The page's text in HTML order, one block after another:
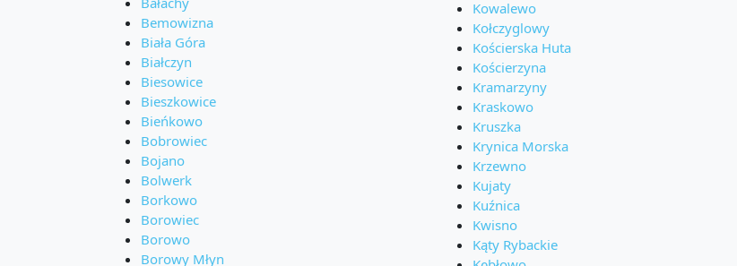
Bemowizna
Biała Góra
Białczyn
Biesowice
Bieszkowice
Bieńkowo
Bobrowiec
Bojano
Bolwerk
Borkowo
Borowiec
Borowo
Borowy Młyn
Kowalewo
Kołczyglowy
Kościerska Huta
Kościerzyna
Kramarzyny
Kraskowo
Kruszka
Krynica Morska
Krzewno
Kujaty
Kuźnica
Kwisno
Kąty Rybackie